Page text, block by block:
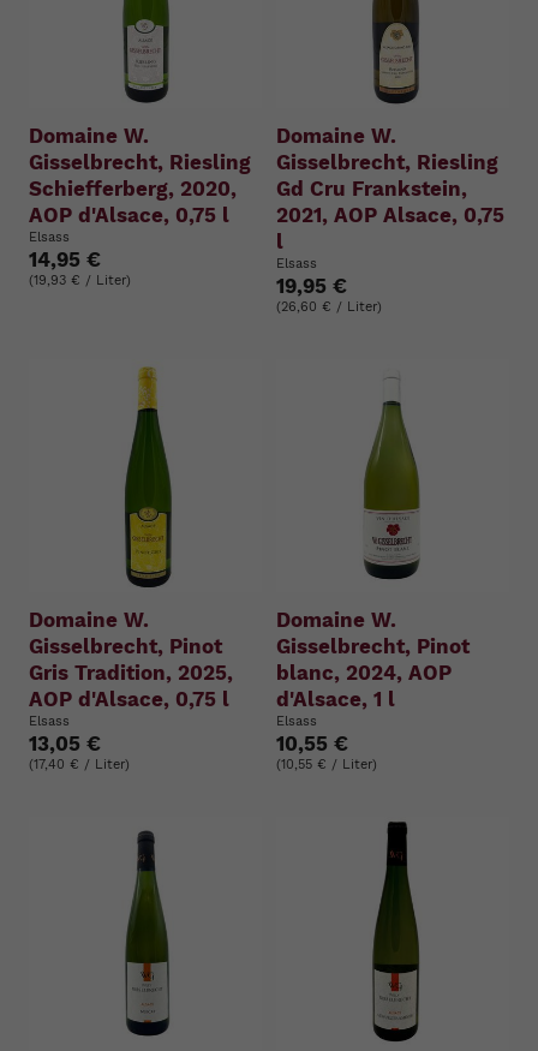
Domaine W.
Gisselbrecht, Riesling
Schiefferberg, 2020,
AOP d'Alsace, 0,75 l
Elsass
14,95 €
(19,93 € / Liter)
Domaine W.
Gisselbrecht, Riesling
Gd Cru Frankstein,
2021, AOP Alsace, 0,75
l
Elsass
19,95 €
(26,60 € / Liter)
Domaine W.
Gisselbrecht, Pinot
Gris Tradition, 2025,
AOP d'Alsace, 0,75 l
Elsass
13,05 €
(17,40 € / Liter)
Domaine W.
Gisselbrecht, Pinot
blanc, 2024, AOP
d'Alsace, 1 l
Elsass
10,55 €
(10,55 € / Liter)